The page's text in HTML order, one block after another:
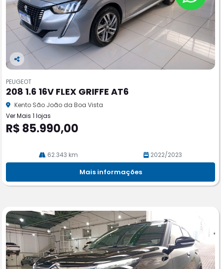
Co
pa
rtil
he
PEUGEOT
208 1.6 16V FLEX GRIFFE AT6
Kento São João da Boa Vista
Ver Mais 1 lojas
R$ 85.990,00
62.343 km 2022/2023
Mais informações